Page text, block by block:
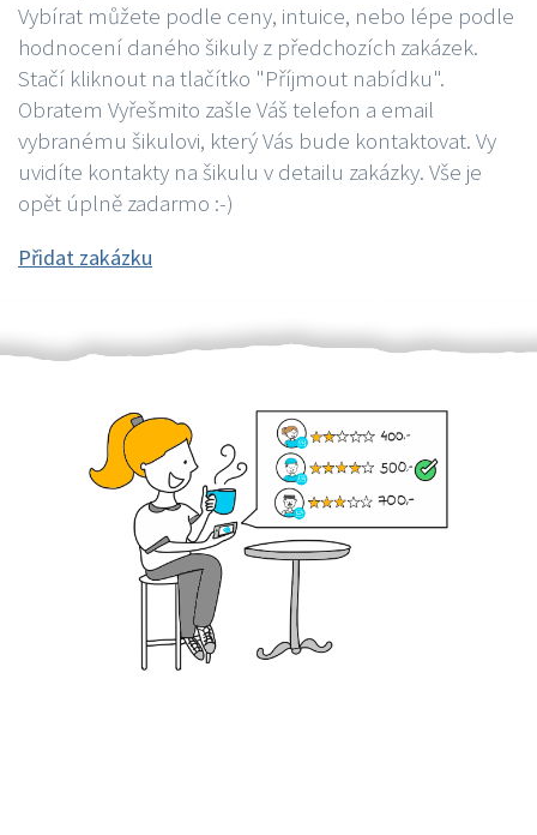
Vybírat můžete podle ceny, intuice, nebo lépe podle
hodnocení daného šikuly z předchozích zakázek.
Stačí kliknout na tlačítko "Příjmout nabídku".
Obratem Vyřešmito zašle Váš telefon a email
vybranému šikulovi, který Vás bude kontaktovat. Vy
uvidíte kontakty na šikulu v detailu zakázky. Vše je
opět úplně zadarmo :-)
Přidat zakázku